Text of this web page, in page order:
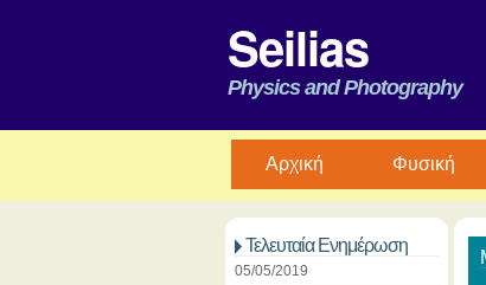
Seilias
Physics and Photography
Aρχική Φυσική
Τελευταία Ενημέρωση
05/05/2019